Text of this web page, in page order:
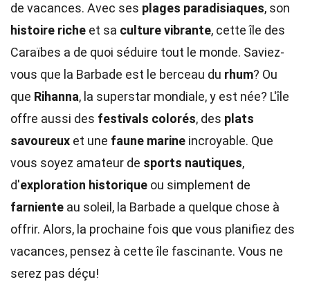
de vacances. Avec ses plages paradisiaques, son
histoire riche et sa culture vibrante, cette île des
Caraïbes a de quoi séduire tout le monde. Saviez-
vous que la Barbade est le berceau du rhum? Ou
que Rihanna, la superstar mondiale, y est née? L'île
offre aussi des festivals colorés, des plats
savoureux et une faune marine incroyable. Que
vous soyez amateur de sports nautiques,
d'exploration historique ou simplement de
farniente au soleil, la Barbade a quelque chose à
offrir. Alors, la prochaine fois que vous planifiez des
vacances, pensez à cette île fascinante. Vous ne
serez pas déçu!